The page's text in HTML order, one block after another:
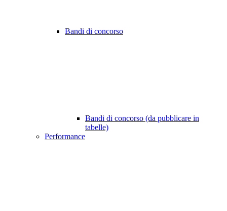
Bandi di concorso
Bandi di concorso (da pubblicare in
tabelle)
Performance